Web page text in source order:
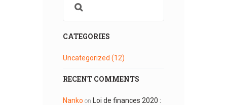
CATEGORIES
Uncategorized (12)
RECENT COMMENTS
Nanko on
Loi de finances 2020 :